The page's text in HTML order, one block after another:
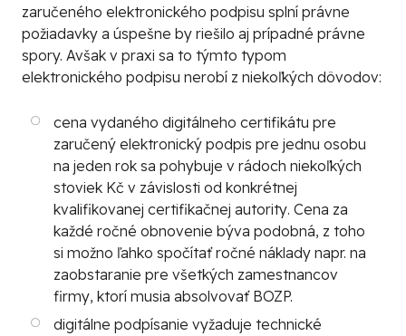
zaručeného elektronického podpisu splní právne
požiadavky a úspešne by riešilo aj prípadné právne
spory. Avšak v praxi sa to týmto typom
elektronického podpisu nerobí z niekoľkých dôvodov:
cena vydaného digitálneho certifikátu pre
zaručený elektronický podpis pre jednu osobu
na jeden rok sa pohybuje v rádoch niekoľkých
stoviek Kč v závislosti od konkrétnej
kvalifikovanej certifikačnej autority. Cena za
každé ročné obnovenie býva podobná, z toho
si možno ľahko spočítať ročné náklady napr. na
zaobstaranie pre všetkých zamestnancov
firmy, ktorí musia absolvovať BOZP.
digitálne podpísanie vyžaduje technické